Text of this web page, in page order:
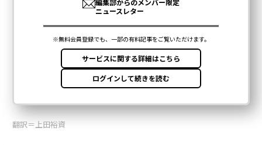
翻訳＝上田裕資